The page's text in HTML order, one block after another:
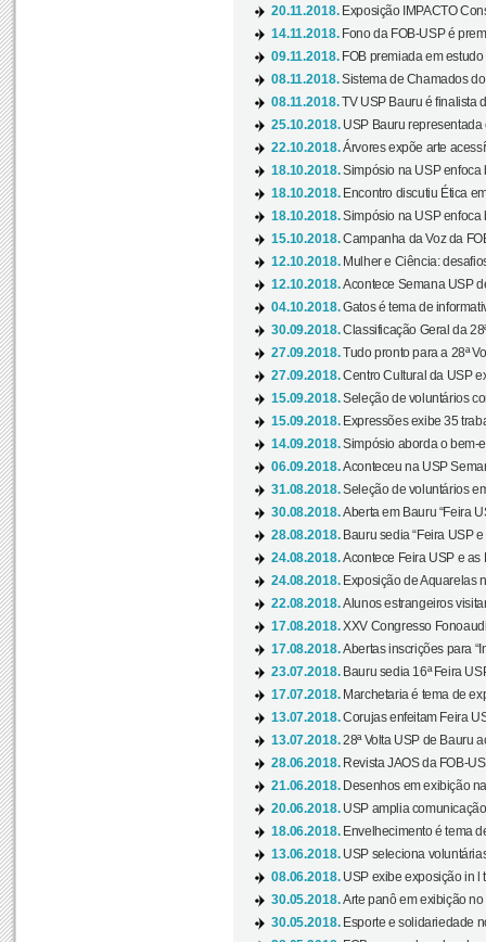
20.11.2018. Exposição IMPACTO
14.11.2018. Fono da FOB-USP é
09.11.2018. FOB premiada em estudo
08.11.2018.Sistema de Chamados
08.11.2018.TV USP Bauru é finalista
25.10.2018. USP Bauru representada
22.10.2018.Árvores expõe arte
18.10.2018.Simpósio na USP enfoca
18.10.2018. Encontro discutiu Ética
18.10.2018.Simpósio na USP enfoca
15.10.2018.Campanha da Voz da
12.10.2018. Mulher e Ciência:
12.10.2018.Acontece Semana USP
04.10.2018.Gatos é tema de
30.09.2018.Classificação Geral da
27.09.2018.Tudo pronto para a 28ª
27.09.2018.Centro Cultural da USP
15.09.2018.Seleção de voluntários
15.09.2018. Expressões exibe 35
14.09.2018.Simpósio aborda o bem-
06.09.2018.Aconteceu na USP
31.08.2018.Seleção de voluntários
30.08.2018.Aberta em Bauru “Feira
28.08.2018. Bauru sedia “Feira USP
24.08.2018.Acontece Feira USP e as
24.08.2018. Exposição de Aquarelas
22.08.2018.Alunos estrangeiros
17.08.2018.XXV Congresso
17.08.2018.Abertas inscrições para
23.07.2018. Bauru sedia 16ª Feira
17.07.2018. Marchetaria é tema de
13.07.2018.Corujas enfeitam Feira
13.07.2018.28ª Volta USP de Bauru
28.06.2018. Revista JAOS da FOB-
21.06.2018. Desenhos em exibição
20.06.2018. USP amplia
18.06.2018. Envelhecimento é tema
13.06.2018. USP seleciona
08.06.2018. USP exibe exposição in l
30.05.2018.Arte panô em exibição no
30.05.2018. Esporte e solidariedade